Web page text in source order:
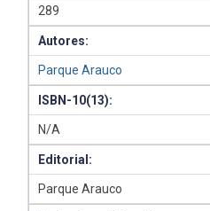
289
Autores:
Parque Arauco
ISBN-10(13):
N/A
Editorial:
Parque Arauco